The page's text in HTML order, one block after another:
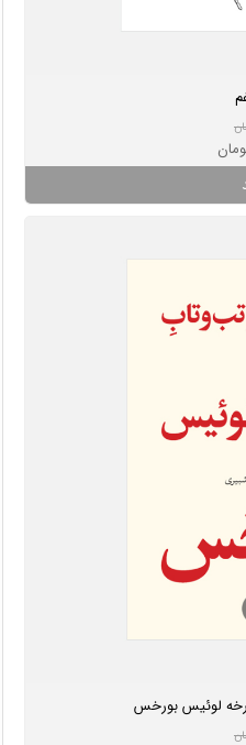
لوئیس بورخس